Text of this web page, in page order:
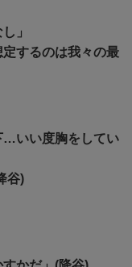
」
定するのは我々の最
…いい度胸をしてい
谷)